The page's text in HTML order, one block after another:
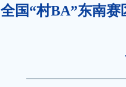
全国“村BA”东南赛